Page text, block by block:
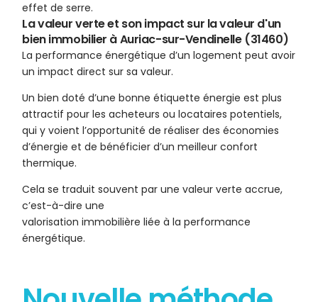
effet de serre.
La valeur verte et son impact sur la valeur d'un
bien immobilier à Auriac-sur-Vendinelle (31460)
La performance énergétique d’un logement peut avoir
un impact direct sur sa valeur.
Un bien doté d’une bonne étiquette énergie est plus
attractif pour les acheteurs ou locataires potentiels,
qui y voient l’opportunité de réaliser des économies
d’énergie et de bénéficier d’un meilleur confort
thermique.
Cela se traduit souvent par une valeur verte accrue,
c’est-à-dire une
valorisation immobilière liée à la performance
énergétique.